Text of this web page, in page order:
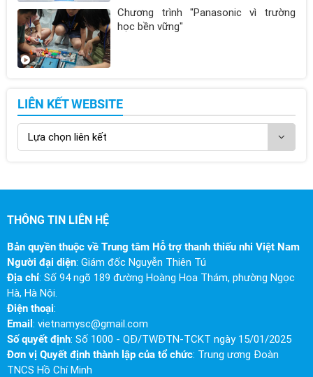
Chương trình "Panasonic vì trường
học bền vững"
LIÊN KẾT WEBSITE
THÔNG TIN LIÊN HỆ
Bản quyền thuộc về Trung tâm Hỗ trợ thanh thiếu nhi Việt Nam
Người đại diện: Giám đốc Nguyễn Thiên Tú
Địa chỉ: Số 94 ngõ 189 đường Hoàng Hoa Thám, phường Ngọc
Hà, Hà Nội.
Điện thoại:
Email : vietnamysc@gmail.com
Số quyết định: Số 1000 - QĐ/TWĐTN-TCKT ngày 15/01/2025
Đơn vị Quyết định thành lập của tổ chức: Trung ương Đoàn
TNCS Hồ Chí Minh